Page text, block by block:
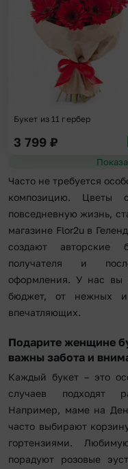
Букет из 11 гербер
3 799 ₽
Часто не требуется
композицию. Цветы
повседневную жизнь,
магазине Flor2u в
создают авторские
получателя и
оформления. У нас вы
бюджет, от нежных
впечатляющих.
Подарите женщине
важны забота и
Каждый букет – это
случаев подходят
Например, маме на
часто выбирают
гортензиями.
порадуют розовые